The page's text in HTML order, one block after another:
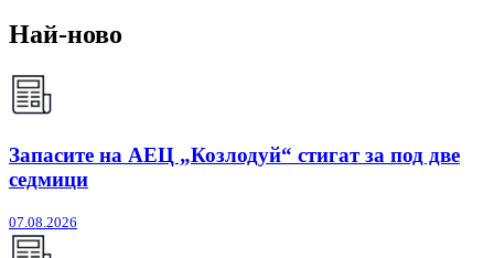
Най-ново
Запасите на АЕЦ „Козлодуй“ стигат за под две
седмици
07.08.2026